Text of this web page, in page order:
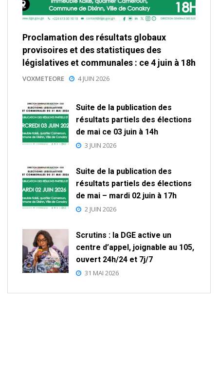
Proclamation des résultats globaux
provisoires et des statistiques des
législatives et communales : ce 4 juin à 18h
VOXMETEORE 4 JUIN 2026
Suite de la publication des
résultats partiels des élections
de mai ce 03 juin à 14h
3 JUIN 2026
Suite de la publication des
résultats partiels des élections
de mai – mardi 02 juin à 17h
2 JUIN 2026
Scrutins : la DGE active un
centre d’appel, joignable au 105,
ouvert 24h/24 et 7j/7
31 MAI 2026